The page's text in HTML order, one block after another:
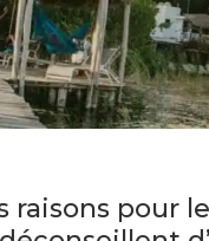
raisons pour